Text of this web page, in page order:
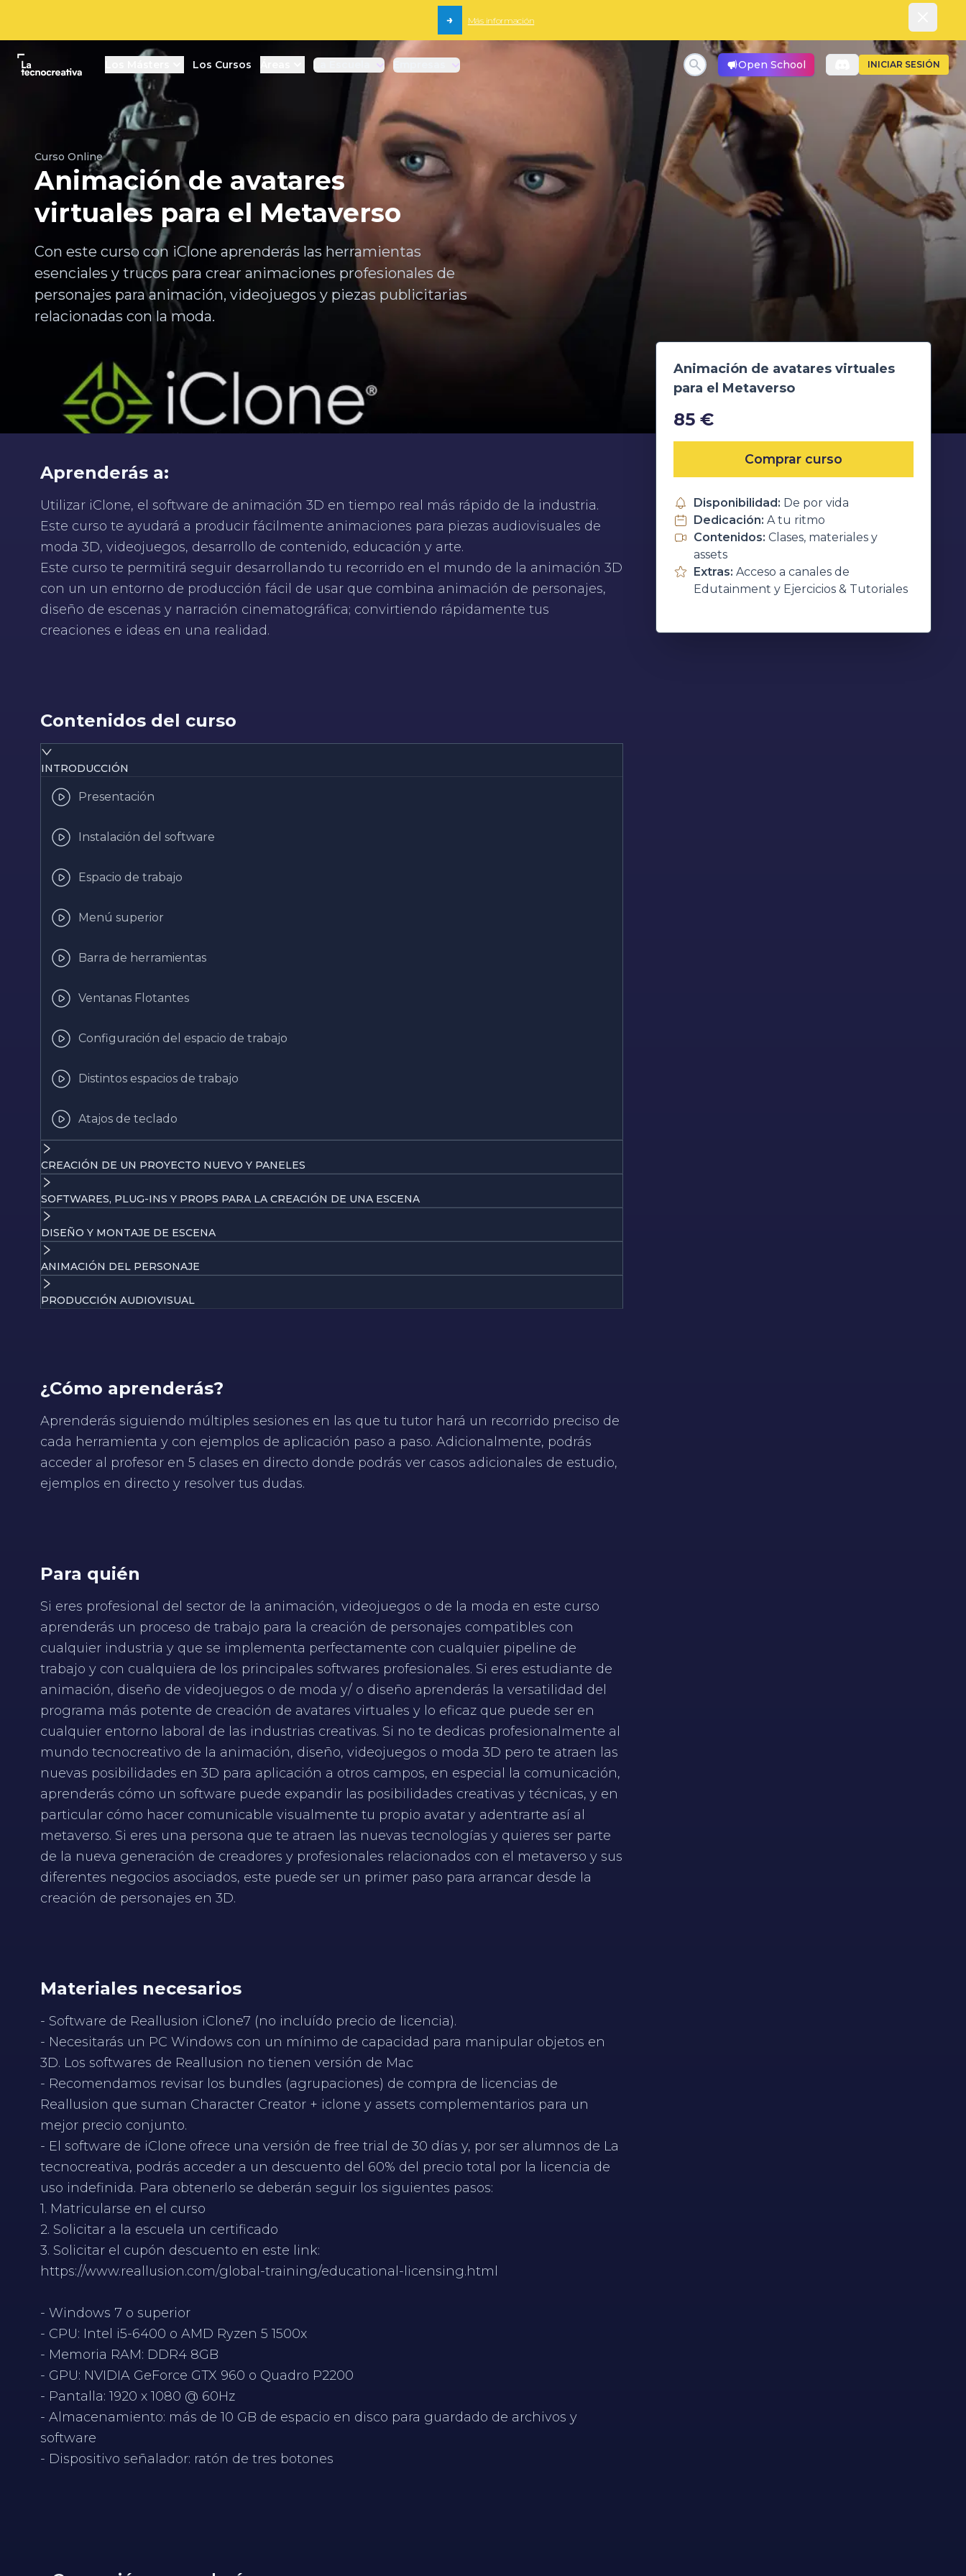
→ Más información
La tecnocreativa Los Cursos La Escuela Empresas Open School INICIAR SESIÓN
Curso Online
Animación de avatares
virtuales para el Metaverso
Con este curso con iClone aprenderás las herramientas
esenciales y trucos para crear animaciones profesionales de
personajes para animación, videojuegos y piezas publicitarias
relacionadas con la moda.
Aprenderás a:
Utilizar iClone, el software de animación 3D en tiempo real más rápido de la industria.
Este curso te ayudará a producir fácilmente animaciones para piezas audiovisuales de
moda 3D, videojuegos, desarrollo de contenido, educación y arte.
Este curso te permitirá seguir desarrollando tu recorrido en el mundo de la animación 3D
con un un entorno de producción fácil de usar que combina animación de personajes,
diseño de escenas y narración cinematográfica; convirtiendo rápidamente tus
creaciones e ideas en una realidad.
Contenidos del curso
INTRODUCCIÓN
Presentación
Instalación del software
Espacio de trabajo
Menú superior
Barra de herramientas
Ventanas Flotantes
Configuración del espacio de trabajo
Distintos espacios de trabajo
Atajos de teclado
CREACIÓN DE UN PROYECTO NUEVO Y PANELES
SOFTWARES, PLUG-INS Y PROPS PARA LA CREACIÓN DE UNA ESCENA
DISEÑO Y MONTAJE DE ESCENA
ANIMACIÓN DEL PERSONAJE
PRODUCCIÓN AUDIOVISUAL
¿Cómo aprenderás?
Aprenderás siguiendo múltiples sesiones en las que tu tutor hará un recorrido preciso de
cada herramienta y con ejemplos de aplicación paso a paso. Adicionalmente, podrás
acceder al profesor en 5 clases en directo donde podrás ver casos adicionales de estudio,
ejemplos en directo y resolver tus dudas.
Para quién
Si eres profesional del sector de la animación, videojuegos o de la moda en este curso
aprenderás un proceso de trabajo para la creación de personajes compatibles con
cualquier industria y que se implementa perfectamente con cualquier pipeline de
trabajo y con cualquiera de los principales softwares profesionales. Si eres estudiante de
animación, diseño de videojuegos o de moda y/ o diseño aprenderás la versatilidad del
programa más potente de creación de avatares virtuales y lo eficaz que puede ser en
cualquier entorno laboral de las industrias creativas. Si no te dedicas profesionalmente al
mundo tecnocreativo de la animación, diseño, videojuegos o moda 3D pero te atraen las
nuevas posibilidades en 3D para aplicación a otros campos, en especial la comunicación,
aprenderás cómo un software puede expandir las posibilidades creativas y técnicas, y en
particular cómo hacer comunicable visualmente tu propio avatar y adentrarte así al
metaverso. Si eres una persona que te atraen las nuevas tecnologías y quieres ser parte
de la nueva generación de creadores y profesionales relacionados con el metaverso y sus
diferentes negocios asociados, este puede ser un primer paso para arrancar desde la
creación de personajes en 3D.
Materiales necesarios
- Software de Reallusion iClone7 (no incluído precio de licencia).
- Necesitarás un PC Windows con un mínimo de capacidad para manipular objetos en
3D. Los softwares de Reallusion no tienen versión de Mac
- Recomendamos revisar los bundles (agrupaciones) de compra de licencias de
Reallusion que suman Character Creator + iclone y assets complementarios para un
mejor precio conjunto.
- El software de iClone ofrece una versión de free trial de 30 días y, por ser alumnos de La
tecnocreativa, podrás acceder a un descuento del 60% del precio total por la licencia de
uso indefinida. Para obtenerlo se deberán seguir los siguientes pasos:
1. Matricularse en el curso
2. Solicitar a la escuela un certificado
3. Solicitar el cupón descuento en este link:
https://www.reallusion.com/global-training/educational-licensing.html
- Windows 7 o superior
- CPU: Intel i5-6400 o AMD Ryzen 5 1500x
- Memoria RAM: DDR4 8GB
- GPU: NVIDIA GeForce GTX 960 o Quadro P2200
- Pantalla: 1920 x 1080 @ 60Hz
- Almacenamiento: más de 10 GB de espacio en disco para guardado de archivos y
software
- Dispositivo señalador: ratón de tres botones
Animación de avatares virtuales
para el Metaverso
85 €
Comprar curso
Disponibilidad: De por vida
Dedicación: A tu ritmo
Contenidos: Clases, materiales y
assets
Extras: Acceso a canales de
Edutainment y Ejercicios & Tutoriales